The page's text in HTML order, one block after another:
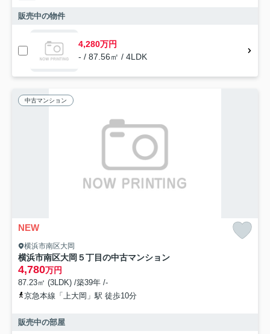
販売中の物件
4,280万円
- / 87.56㎡ / 4LDK
中古マンション
NEW
横浜市南区大岡
横浜市南区大岡５丁目の中古マンション
4,780万円
87.23㎡ (3LDK) /築39年 /-
京急本線「上大岡」駅 徒歩10分
販売中の部屋